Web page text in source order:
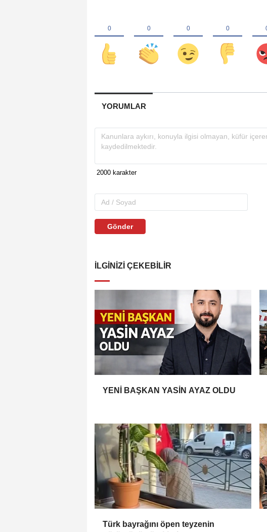
YORUMLAR
Gönder
İLGINIZI ÇEKEBILIR
YENİ BAŞKAN YASİN AYAZ OLDU
Türk bayrağını öpen teyzenin